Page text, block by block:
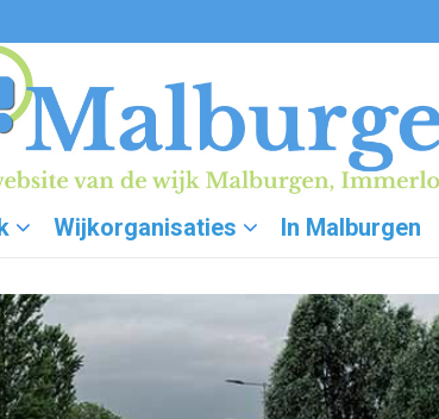
Wijkorganisaties In Malburgen